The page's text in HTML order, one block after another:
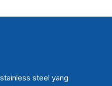
steel yang